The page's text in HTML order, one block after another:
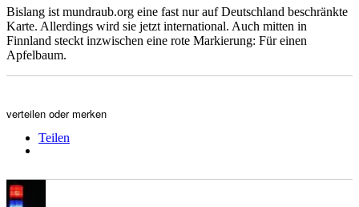
Bislang ist mundraub.org eine fast nur auf Deutschland beschränkte
Karte. Allerdings wird sie jetzt international. Auch mitten in
Finnland steckt inzwischen eine rote Markierung: Für einen
Apfelbaum.
verteilen oder merken
Teilen